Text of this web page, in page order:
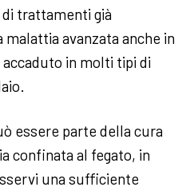
trattamenti già
avanzata anche in
in molti tipi di
essere parte della cura
confinata al fegato, in
una sufficiente